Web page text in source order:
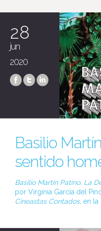
28
jun
2020
Basilio
sentido
Basilio Martín Patino. La
por Virginia García del
Cineastas Contados, en la